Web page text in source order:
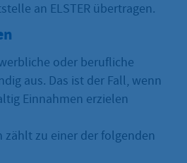
an ELSTER übertragen.
oder berufliche
aus. Das ist der Fall, wenn
Einnahmen erzielen
zählt zu einer der folgenden